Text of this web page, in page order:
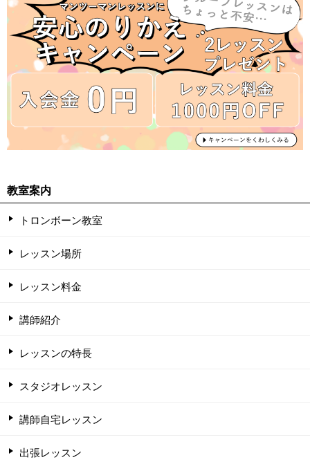
教室案内
トロンボーン教室
レッスン場所
レッスン料金
講師紹介
レッスンの特長
スタジオレッスン
講師自宅レッスン
出張レッスン